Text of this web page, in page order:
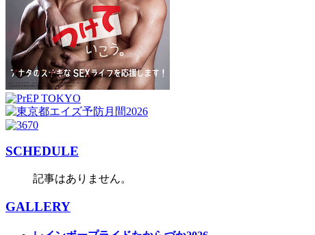
SCHEDULE
記事はありません。
GALLERY